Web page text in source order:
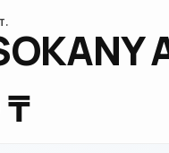
₸